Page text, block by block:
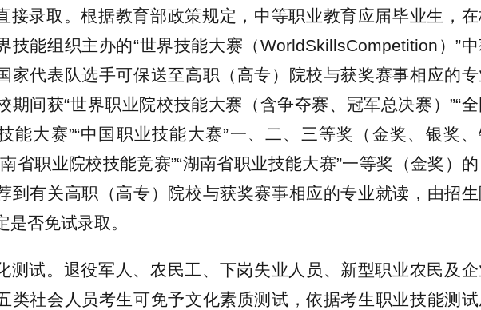
接录取。根据教育部政策规定，中等职业教育应届毕业生，在
技能组织主办的“世界技能大赛（WorldSkillsCompetition）”
家代表队选手可保送至高职（高专）院校与获奖赛事相应的专
期间获“世界职业院校技能大赛（含争夺赛、冠军总决赛）”“全
能大赛”“中国职业技能大赛”一、二、三等奖（金奖、银奖、
省职业院校技能竞赛”“湖南省职业技能大赛”一等奖（金奖）的
到有关高职（高专）院校与获奖赛事相应的专业就读，由招
是否免试录取。
测试。退役军人、农民工、下岗失业人员、新型职业农民及企
类社会人员考生可免予文化素质测试，依据考生职业技能测试